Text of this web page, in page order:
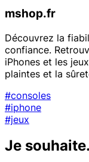
mshop.fr
Découvrez la
confiance.
iPhones et les
plaintes et la
#consoles
#iphone
#jeux
Je